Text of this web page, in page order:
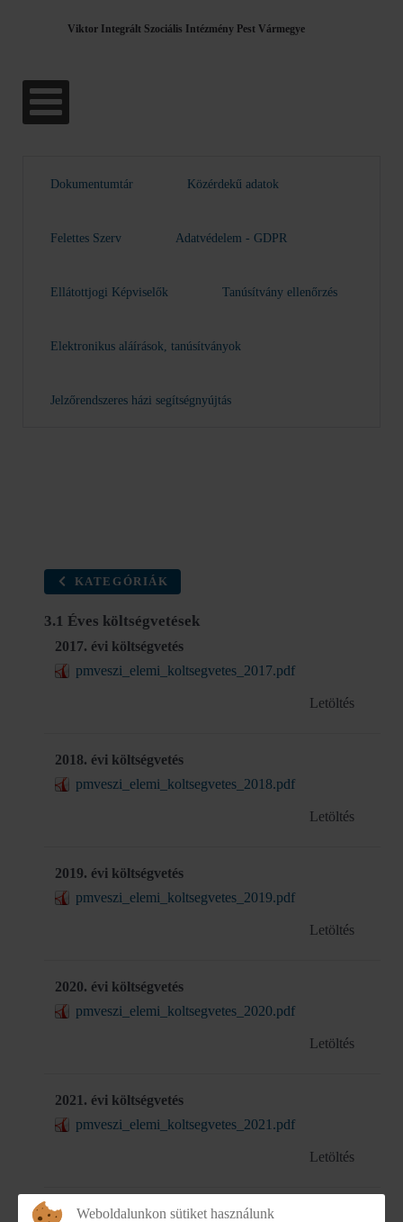
Viktor Integrált Szociális Intézmény Pest Vármegye
Dokumentumtár Közérdekű adatok
Felettes Szerv Adatvédelem - GDPR
Ellátottjogi Képviselők Tanúsítvány ellenőrzés
Elektronikus aláírások, tanúsítványok
Jelzőrendszeres házi segítségnyújtás
KATEGÓRIÁK
3.1 Éves költségvetések
2017. évi költségvetés
pmveszi_elemi_koltsegvetes_2017.pdf
Letöltés
2018. évi költségvetés
pmveszi_elemi_koltsegvetes_2018.pdf
Letöltés
2019. évi költségvetés
pmveszi_elemi_koltsegvetes_2019.pdf
Letöltés
2020. évi költségvetés
pmveszi_elemi_koltsegvetes_2020.pdf
Letöltés
2021. évi költségvetés
pmveszi_elemi_koltsegvetes_2021.pdf
Letöltés
2022. éves költségvetés
Weboldalunkon sütiket használunk